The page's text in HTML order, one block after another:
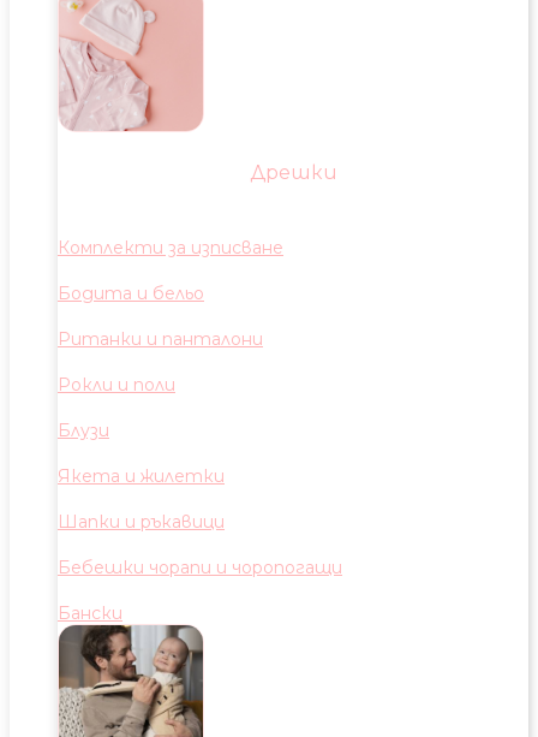
Дрешки
Комплекти за изписване
Бодита и бельо
Ританки и панталони
Рокли и поли
Блузи
Якета и жилетки
Шапки и ръкавици
Бебешки чорапи и чоропогащи
Бански